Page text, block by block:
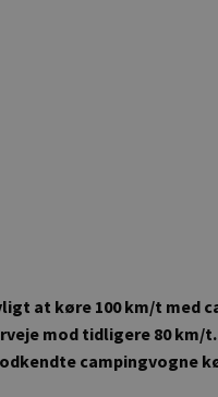
at køre 100 km/t med
mod tidligere 80 km/
campingvogne